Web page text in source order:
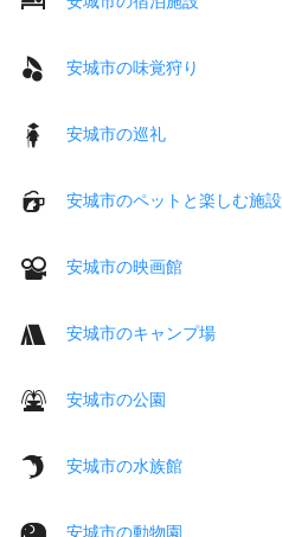
安城市の味覚狩り
安城市の巡礼
安城市のペットと楽しむ施設
安城市の映画館
安城市のキャンプ場
安城市の公園
安城市の水族館
安城市の動物園